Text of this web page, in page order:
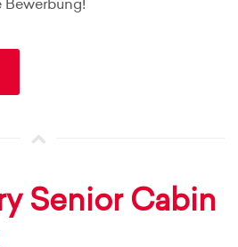
Bewerbung!
Senior Cabin